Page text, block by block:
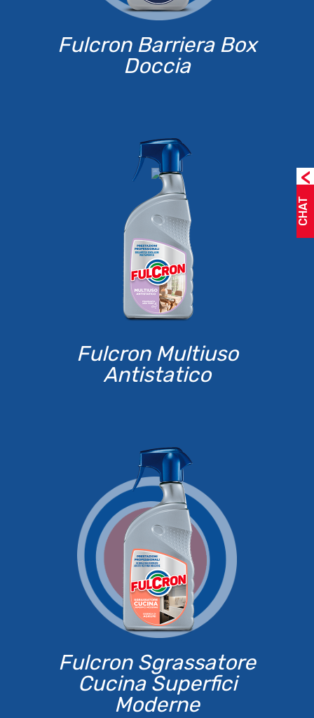
Fulcron Barriera Box
Doccia
Fulcron Multiuso
Antistatico
Fulcron Sgrassatore
Cucina Superfici
Moderne
<
CHAT